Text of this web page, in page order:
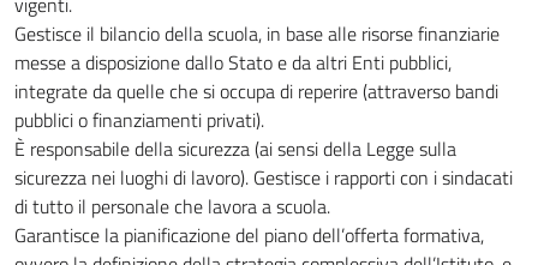
Gestisce il bilancio della scuola, in base alle risorse finanziarie
messe a disposizione dallo Stato e da altri Enti pubblici,
integrate da quelle che si occupa di reperire (attraverso bandi
pubblici o finanziamenti privati).
È responsabile della sicurezza (ai sensi della Legge sulla
sicurezza nei luoghi di lavoro). Gestisce i rapporti con i sindacati
di tutto il personale che lavora a scuola.
Garantisce la pianificazione del piano dell’offerta formativa,